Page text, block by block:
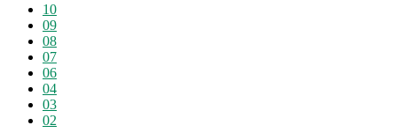
10
09
08
07
06
04
03
02